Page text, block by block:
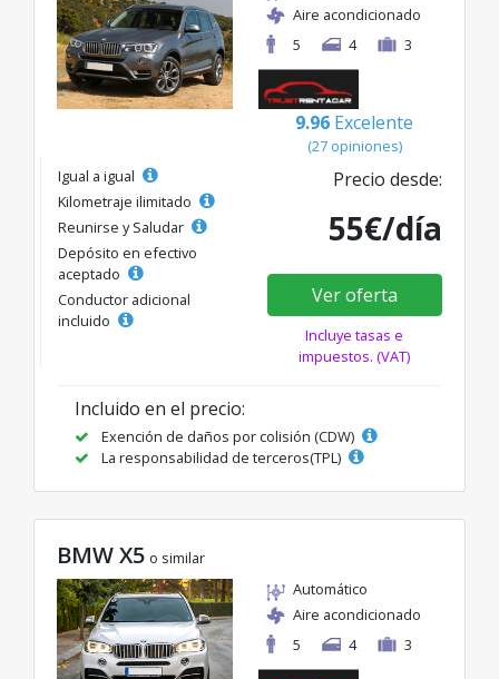
Aire acondicionado
5
4 3
9.96 Excelente
(27 opiniones)
Igual a igual
Kilometraje ilimitado
Reunirse y Saludar
Depósito en efectivo
aceptado
Conductor adicional
incluido
Precio desde:
55€/día
Ver oferta
Incluye tasas e
impuestos. (VAT)
Incluido en el precio:
Exención de daños por colisión (CDW)
La responsabilidad de terceros(TPL)
BMW X5 o similar
Automático
Aire acondicionado
5
4 3